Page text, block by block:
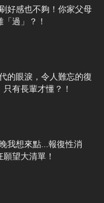
好感也不夠！你家父母
過」？！
的眼淚，令人難忘的復
有長輩才懂？！
我想來點...報復性消
望大清單！